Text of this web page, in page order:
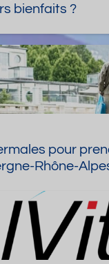
bienfaits ?
pour
Rhône-